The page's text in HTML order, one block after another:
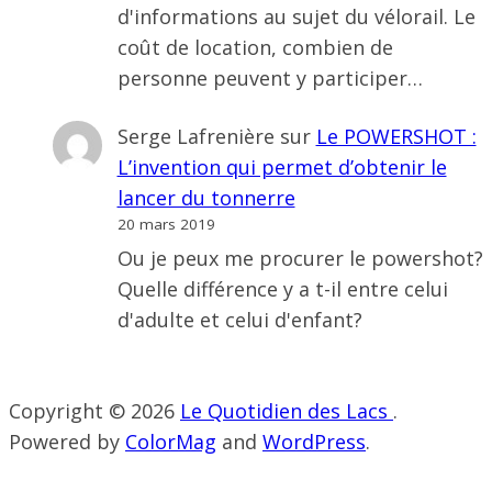
d'informations au sujet du vélorail. Le
coût de location, combien de
personne peuvent y participer…
Serge Lafrenière sur Le POWERSHOT :
L’invention qui permet d’obtenir le
lancer du tonnerre
20 mars 2019
Ou je peux me procurer le powershot?
Quelle différence y a t-il entre celui
d'adulte et celui d'enfant?
Copyright © 2026 Le Quotidien des Lacs .
Powered by ColorMag and WordPress.